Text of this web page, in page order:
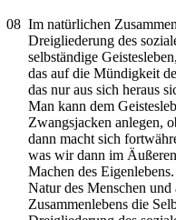
08 Im natürlichen
Dreigliede­rung des
selbständige
das auf die Mündigkeit
das nur aus sich heraus
Man kann dem
Zwangsjacken anlegen,
dann macht sich
was wir dann im
Machen des
Natur des Menschen und
Zusammenlebens die